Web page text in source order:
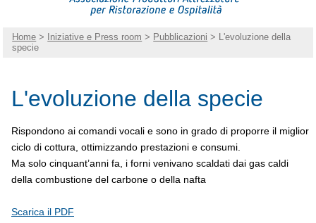
Home > Iniziative e Press room > Pubblicazioni > L'evoluzione della
specie
L'evoluzione della specie
Rispondono ai comandi vocali e sono in grado di proporre il miglior
ciclo di cottura, ottimizzando prestazioni e consumi.
Ma solo cinquant’anni fa, i forni venivano scaldati dai gas caldi
della combustione del carbone o della nafta
Scarica il PDF